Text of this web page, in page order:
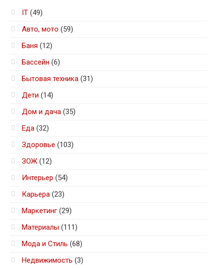
IT (49)
Авто, мото (59)
Баня (12)
Бассейн (6)
Бытовая техника (31)
Дети (14)
Дом и дача (35)
Еда (32)
Здоровье (103)
ЗОЖ (12)
Интерьер (54)
Карьера (23)
Маркетинг (29)
Материалы (111)
Мода и Стиль (68)
Недвижимость (3)